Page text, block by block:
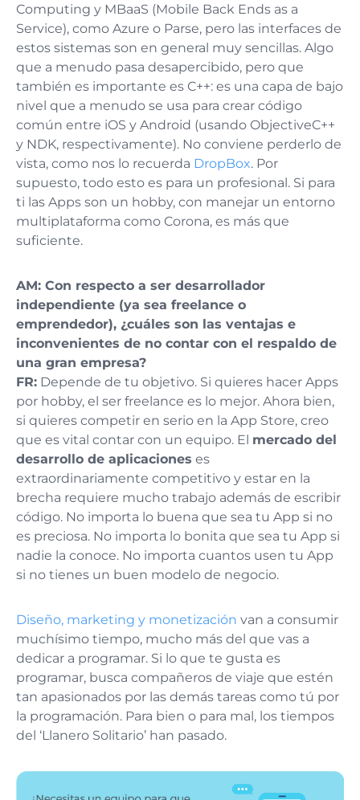
Computing y MBaaS (Mobile Back Ends as a
Service), como Azure o Parse, pero las interfaces de
estos sistemas son en general muy sencillas. Algo
que a menudo pasa desapercibido, pero que
también es importante es C++: es una capa de bajo
nivel que a menudo se usa para crear código
común entre iOS y Android (usando ObjectiveC++
y NDK, respectivamente). No conviene perderlo de
vista, como nos lo recuerda DropBox. Por
supuesto, todo esto es para un profesional. Si para
ti las Apps son un hobby, con manejar un entorno
multiplataforma como Corona, es más que
suficiente.
AM: Con respecto a ser desarrollador
independiente (ya sea freelance o
emprendedor), ¿cuáles son las ventajas e
inconvenientes de no contar con el respaldo de
una gran empresa?
FR: Depende de tu objetivo. Si quieres hacer Apps
por hobby, el ser freelance es lo mejor. Ahora bien,
si quieres competir en serio en la App Store, creo
que es vital contar con un equipo. El mercado del
desarrollo de aplicaciones es
extraordinariamente competitivo y estar en la
brecha requiere mucho trabajo además de escribir
código. No importa lo buena que sea tu App si no
es preciosa. No importa lo bonita que sea tu App si
nadie la conoce. No importa cuantos usen tu App
si no tienes un buen modelo de negocio.
Diseño, marketing y monetización van a consumir
muchísimo tiempo, mucho más del que vas a
dedicar a programar. Si lo que te gusta es
programar, busca compañeros de viaje que estén
tan apasionados por las demás tareas como tú por
la programación. Para bien o para mal, los tiempos
del ‘Llanero Solitario’ han pasado.